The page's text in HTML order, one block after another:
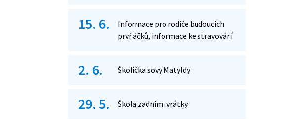
15. 6.
Informace pro rodiče budoucích
prvňáčků, informace ke stravování
2. 6. Školička sovy Matyldy
29. 5. Škola zadními vrátky